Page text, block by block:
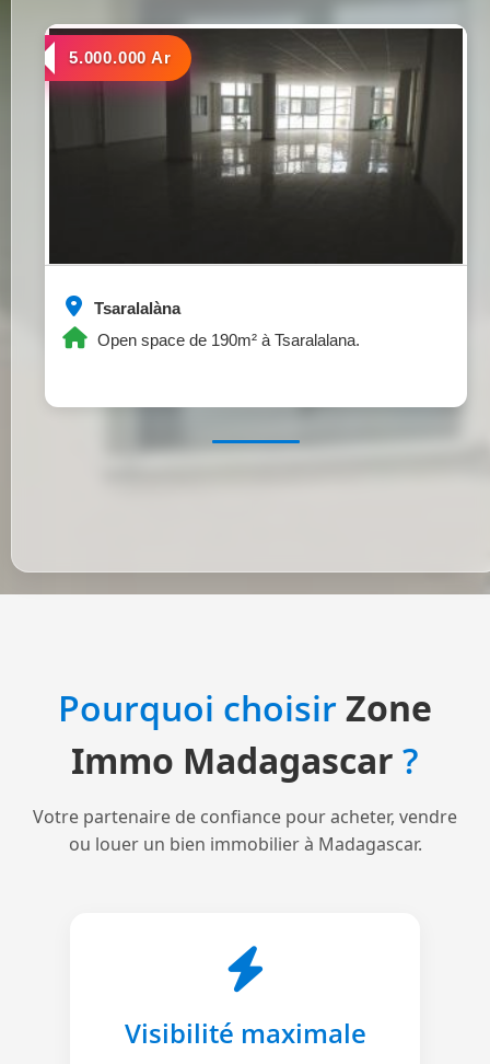
Tsaralalàna
Open space de 190m² à Tsaralalana.
a louer
5.000.000 Ar
Pourquoi choisirZone
Immo Madagascar ?
Votre partenaire de confiance pour acheter, vendre
ou louer un bien immobilier à Madagascar.
Visibilité maximale